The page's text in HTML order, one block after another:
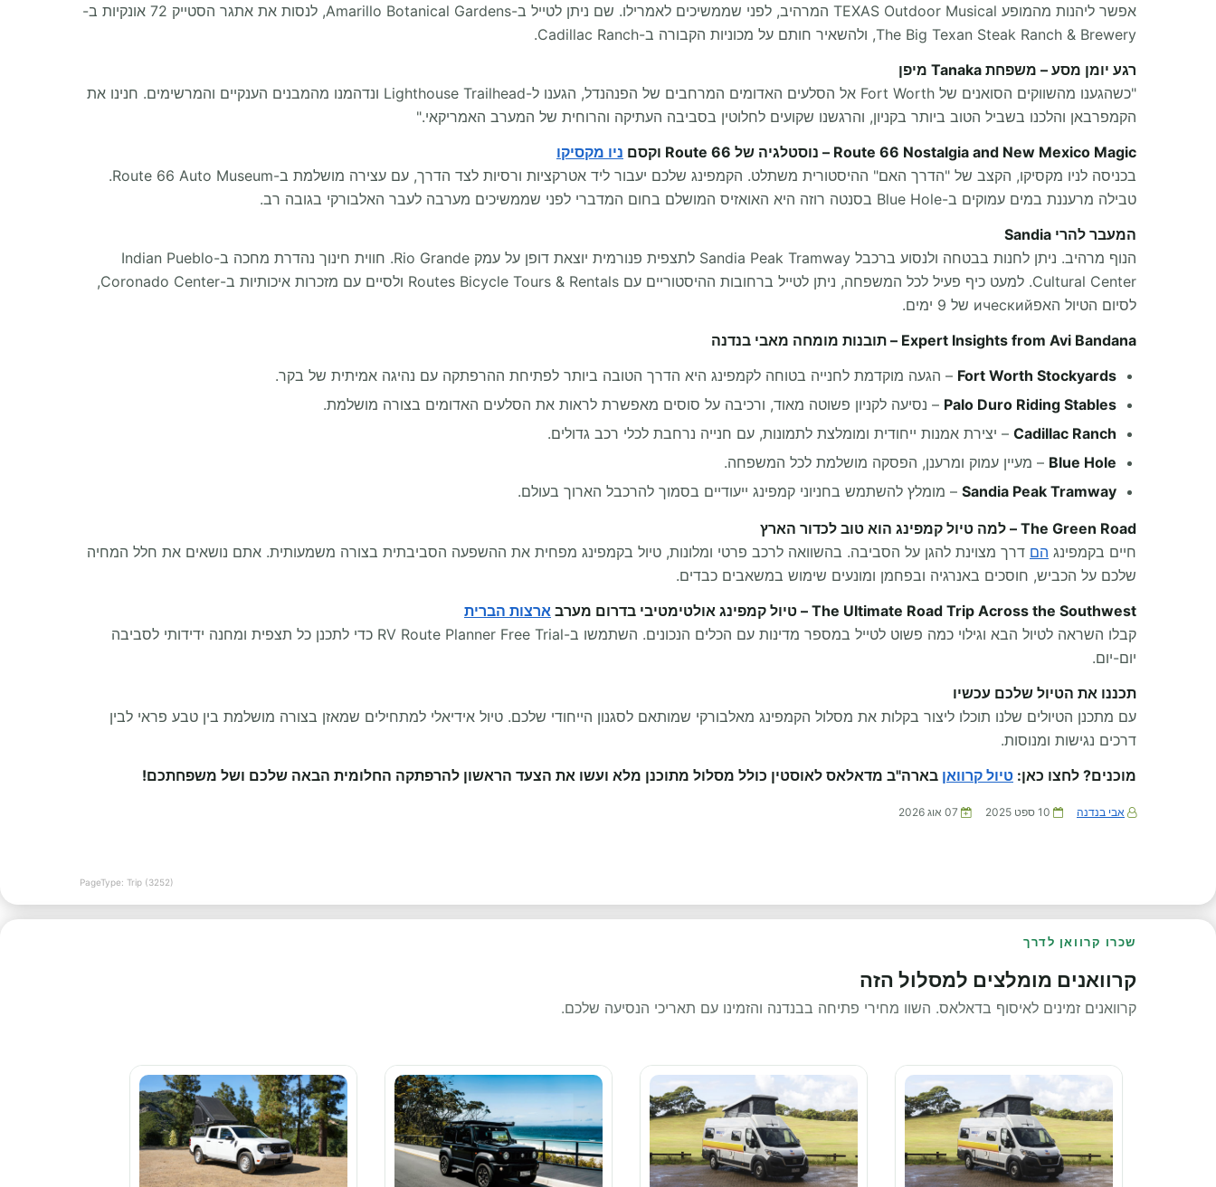
אפשר ליהנות מהמופע TEXAS Outdoor Musical המרהיב, לפני שממשיכים לאמרילו. שם ניתן לטייל ב-Amarillo Botanical Gardens, לנסות את אתגר הסטייק 72 אונקיות ב-
The Big Texan Steak Ranch & Brewery, ולהשאיר חותם על מכוניות הקבורה ב-Cadillac Ranch.
רגע יומן מסע – משפחת Tanaka מיפן
"כשהגענו מהשווקים הסואנים של Fort Worth אל הסלעים האדומים המרחבים של הפנהנדל, הגענו ל-Lighthouse Trailhead ונדהמנו מהמבנים הענקיים והמרשימים. חנינו את
הקמפרבאן והלכנו בשביל הטוב ביותר בקניון, והרגשנו שקועים לחלוטין בסביבה העתיקה והרוחית של המערב האמריקאי."
Route 66 Nostalgia and New Mexico Magic – נוסטלגיה של Route 66 וקסם
ניו מקסיקו
בכניסה לניו מקסיקו, הקצב של "הדרך האם" ההיסטורית משתלט. הקמפינג שלכם יעבור ליד אטרקציות ורסיות לצד הדרך, עם עצירה מושלמת ב-Route 66 Auto Museum.
טבילה מרעננת במים עמוקים ב-Blue Hole בסנטה רוזה היא האואזיס המושלם בחום המדברי לפני שממשיכים מערבה לעבר האלבורקי בגובה רב.
המעבר להרי Sandia
הנוף מרהיב. ניתן לחנות בבטחה ולנסוע ברכבל Sandia Peak Tramway לתצפית פנורמית יוצאת דופן על עמק Rio Grande. חווית חינוך נהדרת מחכה ב-Indian Pueblo
Cultural Center. למעט כיף פעיל לכל המשפחה, ניתן לטייל ברחובות ההיסטוריים עם Routes Bicycle Tours & Rentals ולסיים עם מזכרות איכותיות ב-Coronado Center,
לסיום הטיול האפический של 9 ימים.
Expert Insights from Avi Bandana – תובנות מומחה מאבי בנדנה
Fort Worth Stockyards – הגעה מוקדמת לחנייה בטוחה לקמפינג היא הדרך הטובה ביותר לפתיחת ההרפתקה עם נהיגה אמיתית של בקר.
Palo Duro Riding Stables – נסיעה לקניון פשוטה מאוד, ורכיבה על סוסים מאפשרת לראות את הסלעים האדומים בצורה מושלמת.
Cadillac Ranch – יצירת אמנות ייחודית ומומלצת לתמונות, עם חנייה נרחבת לכלי רכב גדולים.
Blue Hole – מעיין עמוק ומרענן, הפסקה מושלמת לכל המשפחה.
Sandia Peak Tramway – מומלץ להשתמש בחניוני קמפינג ייעודיים בסמוך להרכבל הארוך בעולם.
The Green Road – למה טיול קמפינג הוא טוב לכדור הארץ
חיים בקמפינג הם דרך מצוינת להגן על הסביבה. בהשוואה לרכב פרטי ומלונות, טיול בקמפינג מפחית את ההשפעה הסביבתית בצורה משמעותית. אתם נושאים את חלל המחיה
שלכם על הכביש, חוסכים באנרגיה ובפחמן ומונעים שימוש במשאבים כבדים.
The Ultimate Road Trip Across the Southwest – טיול קמפינג אולטימטיבי בדרום מערב
ארצות הברית
קבלו השראה לטיול הבא וגילוי כמה פשוט לטייל במספר מדינות עם הכלים הנכונים. השתמשו ב-RV Route Planner Free Trial כדי לתכנן כל תצפית ומחנה ידידותי לסביבה
יום-יום.
תכננו את הטיול שלכם עכשיו
עם מתכנן הטיולים שלנו תוכלו ליצור בקלות את מסלול הקמפינג מאלבורקי שמותאם לסגנון הייחודי שלכם. טיול אידיאלי למתחילים שמאזן בצורה מושלמת בין טבע פראי לבין
דרכים נגישות ומנוסות.
מוכנים? לחצו כאן: טיול קרוואן בארה"ב מדאלאס לאוסטין כולל מסלול מתוכנן מלא ועשו את הצעד הראשון להרפתקה החלומית הבאה שלכם ושל משפחתכם!
אבי בנדנה 10 ספט 2025 07 אוג 2026
PageType: Trip (3252)
שכרו קרוואן לדרך
קרוואנים מומלצים למסלול הזה
קרוואנים זמינים לאיסוף בדאלאס. השוו מחירי פתיחה בבנדנה והזמינו עם תאריכי הנסיעה שלכם.